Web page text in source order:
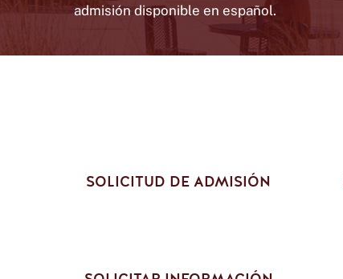
admisión disponible en español.
SOLICITUD DE ADMISIÓN